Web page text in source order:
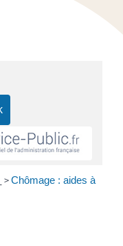
> Chômage : aides à